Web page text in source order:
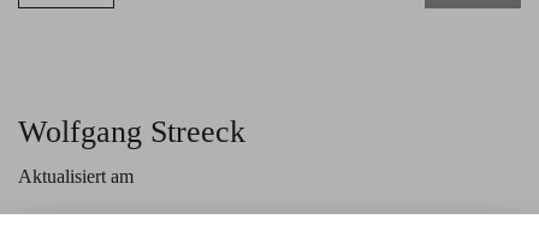
Wolfgang Streeck
Aktualisiert am